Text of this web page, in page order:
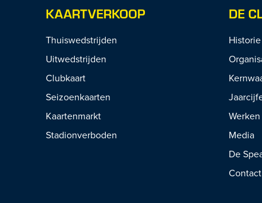
KAARTVERKOOP
Thuiswedstrijden
Uitwedstrijden
Clubkaart
Seizoenkaarten
Kaartenmarkt
Stadionverboden
DE
Historie
Media
De
Contact